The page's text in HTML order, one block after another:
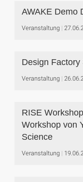
AWAKE Demo
Veranstaltung
Design
Veranstaltung
RISE
Workshop von
Science
Veranstaltung